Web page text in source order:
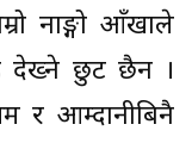
नाङ्गो आँखाले
देख्ने छुट छैन ।
र आम्दानीबिनै